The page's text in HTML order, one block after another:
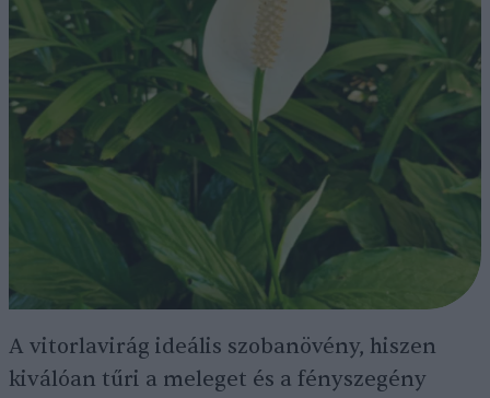
A vitorlavirág ideális szobanövény, hiszen
kiválóan tűri a meleget és a fényszegény